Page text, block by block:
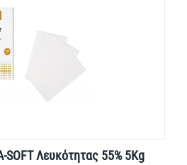
Λευκότητας 55% 5Kg